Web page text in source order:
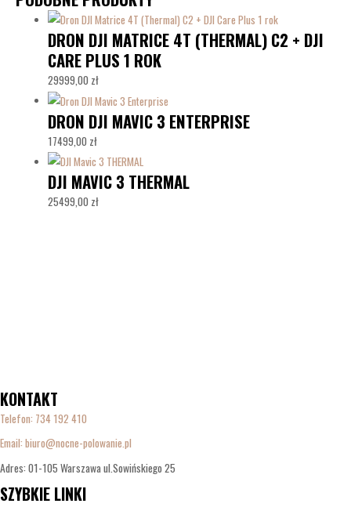
DRON DJI MATRICE 4T (THERMAL) C2 + DJI
CARE PLUS 1 ROK
29999,00 zł
DRON DJI MAVIC 3 ENTERPRISE
17499,00 zł
DJI MAVIC 3 THERMAL
25499,00 zł
KONTAKT
Telefon: 734 192 410
Email: biuro@nocne-polowanie.pl
Adres: 01-105 Warszawa ul.Sowińskiego 25
SZYBKIE LINKI